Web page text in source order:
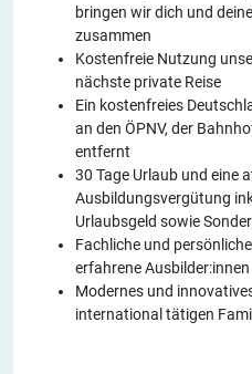
bringen wir dich und
zusammen
Kostenfreie Nutzung
nächste private Reise
Ein kostenfreies
an den ÖPNV, der
entfernt
30 Tage Urlaub und eine
Ausbildungsvergütung
Urlaubsgeld sowie
Fachliche und
erfahrene Ausbilder:innen
Modernes und
international tätigen